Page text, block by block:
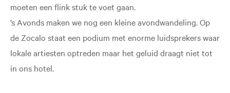
moeten een flink stuk te voet gaan.
’s Avonds maken we nog een kleine avondwandeling. Op
de Zocalo staat een podium met enorme luidsprekers waar
lokale artiesten optreden maar het geluid draagt niet tot
in ons hotel.